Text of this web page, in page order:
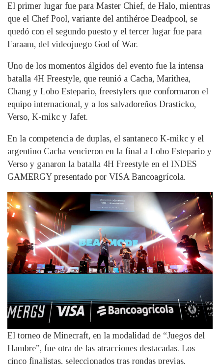
El primer lugar fue para Master Chief, de Halo, mientras
que el Chef Pool, variante del antihéroe Deadpool, se
quedó con el segundo puesto y el tercer lugar fue para
Faraam, del videojuego God of War.
Uno de los momentos álgidos del evento fue la intensa
batalla 4H Freestyle, que reunió a Cacha, Marithea,
Chang y Lobo Estepario, freestylers que conformaron el
equipo internacional, y a los salvadoreños Drasticko,
Verso, K-mikc y Jafet.
En la competencia de duplas, el santaneco K-mikc y el
argentino Cacha vencieron en la final a Lobo Estepario y
Verso y ganaron la batalla 4H Freestyle en el INDES
GAMERGY presentado por VISA Bancoagrícola.
El torneo de Minecraft, en la modalidad de “Juegos del
Hambre”, fue otra de las atracciones destacadas. Los
cinco finalistas, seleccionados tras rondas previas,